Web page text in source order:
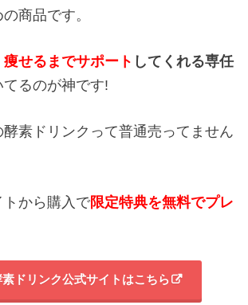
商品です。
痩せるまでサポート してくれる専任
てるのが神です!
素ドリンクって普通売ってません
トから購入で限定特典を無料でプレ
ドリンク公式サイトはこちら